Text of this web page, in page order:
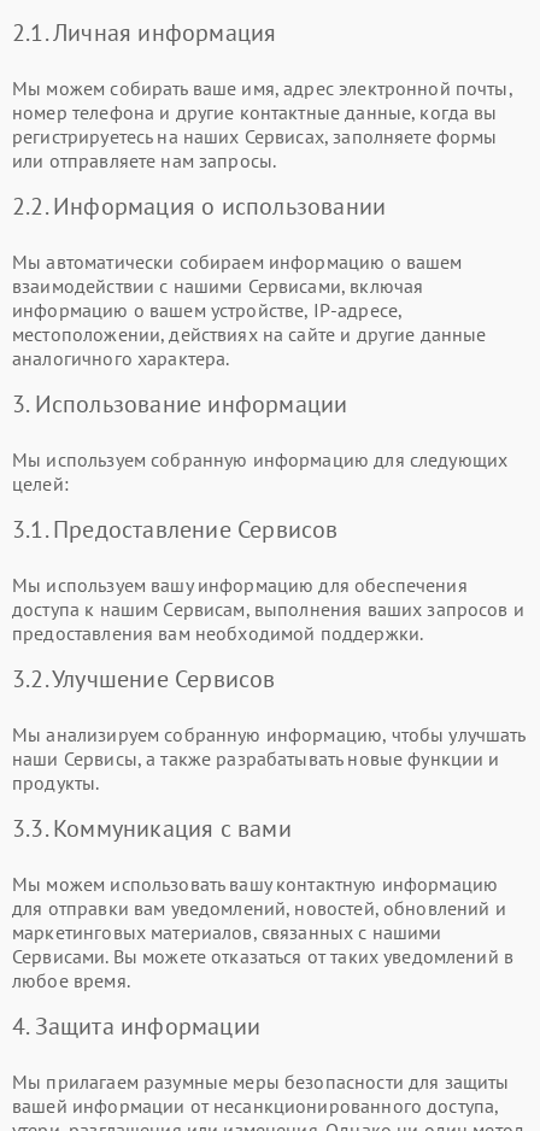
2.1. Личная информация
Мы можем собирать ваше имя, адрес электронной почты,
номер телефона и другие контактные данные, когда вы
регистрируетесь на наших Сервисах, заполняете формы
или отправляете нам запросы.
2.2. Информация о использовании
Мы автоматически собираем информацию о вашем
взаимодействии с нашими Сервисами, включая
информацию о вашем устройстве, IP-адресе,
местоположении, действиях на сайте и другие данные
аналогичного характера.
3. Использование информации
Мы используем собранную информацию для следующих
целей:
3.1. Предоставление Сервисов
Мы используем вашу информацию для обеспечения
доступа к нашим Сервисам, выполнения ваших запросов и
предоставления вам необходимой поддержки.
3.2. Улучшение Сервисов
Мы анализируем собранную информацию, чтобы улучшать
наши Сервисы, а также разрабатывать новые функции и
продукты.
3.3. Коммуникация с вами
Мы можем использовать вашу контактную информацию
для отправки вам уведомлений, новостей, обновлений и
маркетинговых материалов, связанных с нашими
Сервисами. Вы можете отказаться от таких уведомлений в
любое время.
4. Защита информации
Мы прилагаем разумные меры безопасности для защиты
вашей информации от несанкционированного доступа,